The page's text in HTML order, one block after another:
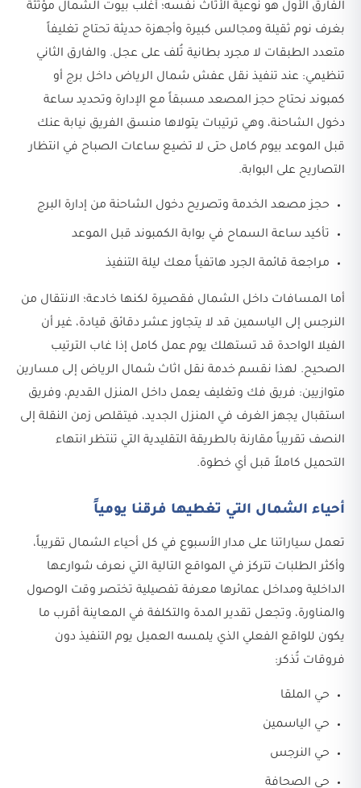
الفارق الأول هو نوعية الأثاث نفسه؛ أغلب بيوت الشمال مؤثثة
بغرف نوم ثقيلة ومجالس كبيرة وأجهزة حديثة تحتاج تغليفاً
متعدد الطبقات لا مجرد بطانية تُلف على عجل. والفارق الثاني
تنظيمي: عند تنفيذ نقل عفش شمال الرياض داخل برج أو
كمبوند نحتاج حجز المصعد مسبقاً مع الإدارة وتحديد ساعة
دخول الشاحنة، وهي ترتيبات يتولاها منسق الفريق نيابة عنك
قبل الموعد بيوم كامل حتى لا تضيع ساعات الصباح في انتظار
التصاريح على البوابة.
حجز مصعد الخدمة وتصريح دخول الشاحنة من إدارة البرج
تأكيد ساعة السماح في بوابة الكمبوند قبل الموعد
مراجعة قائمة الجرد هاتفياً معك ليلة التنفيذ
أما المسافات داخل الشمال فقصيرة لكنها خادعة؛ الانتقال من
النرجس إلى الياسمين قد لا يتجاوز عشر دقائق قيادة، غير أن
الفيلا الواحدة قد تستهلك يوم عمل كامل إذا غاب الترتيب
الصحيح. لهذا نقسم خدمة نقل اثاث شمال الرياض إلى مسارين
متوازيين: فريق فك وتغليف يعمل داخل المنزل القديم، وفريق
استقبال يجهز الغرف في المنزل الجديد، فيتقلص زمن النقلة إلى
النصف تقريباً مقارنة بالطريقة التقليدية التي تنتظر انتهاء
التحميل كاملاً قبل أي خطوة.
أحياء الشمال التي تغطيها فرقنا يومياً
تعمل سياراتنا على مدار الأسبوع في كل أحياء الشمال تقريباً،
وأكثر الطلبات تتركز في المواقع التالية التي نعرف شوارعها
الداخلية ومداخل عمائرها معرفة تفصيلية تختصر وقت الوصول
والمناورة، وتجعل تقدير المدة والتكلفة في المعاينة أقرب ما
يكون للواقع الفعلي الذي يلمسه العميل يوم التنفيذ دون
فروقات تُذكر:
حي الملقا
حي الياسمين
حي النرجس
حي الصحافة